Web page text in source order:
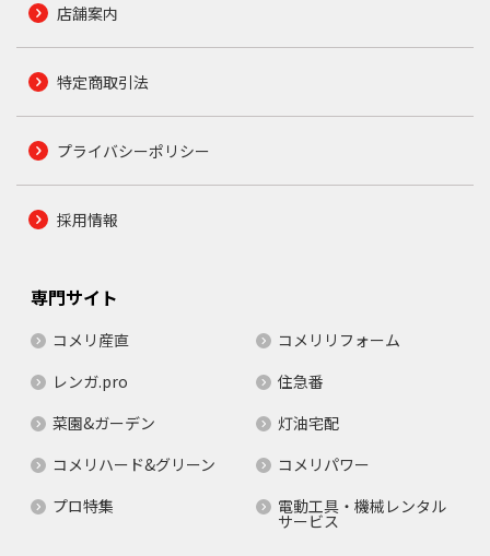
店舗案内
特定商取引法
プライバシーポリシー
採用情報
専門サイト
コメリ産直
コメリリフォーム
レンガ.pro
住急番
菜園&ガーデン
灯油宅配
コメリハード&グリーン
コメリパワー
プロ特集
電動工具・機械レンタル
サービス